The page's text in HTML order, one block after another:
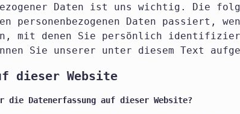
Daten ist uns wichtig. Die
personenbezogenen Daten passiert,
mit denen Sie persönlich identifiziert
Sie unserer unter diesem Text
dieser Website
Datenerfassung auf dieser Website?